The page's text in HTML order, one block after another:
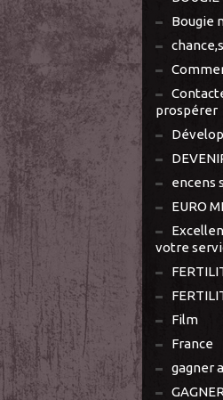
Bougie
prospérer
encens
EURO
votre
Film
France
gagner